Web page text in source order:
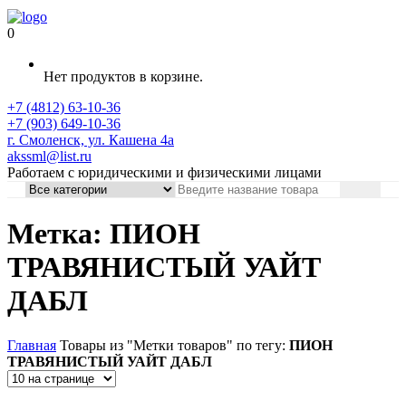
0
Нет продуктов в корзине.
+7 (4812) 63-10-36
+7 (903) 649-10-36
г. Смоленск, ул. Кашена 4а
akssml@list.ru
Работаем с юридическими и физическими лицами
Метка: ПИОН
ТРАВЯНИСТЫЙ УАЙТ
ДАБЛ
Главная Товары из "Метки товаров" по тегу: ПИОН
ТРАВЯНИСТЫЙ УАЙТ ДАБЛ